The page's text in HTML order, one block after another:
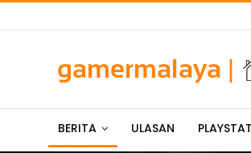
BERITA ULASAN